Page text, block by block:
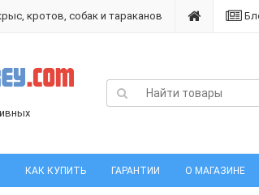
кротов, собак и тараканов
КАК КУПИТЬ ГАРАНТИИ О МАГАЗИНЕ